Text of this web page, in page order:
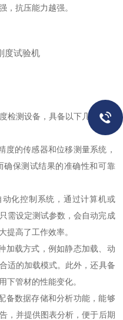
，抗压能力越强。
测设备，具备以下几个技术
的传感器和位移测量系统，
保测试结果的准确性和可靠
化控制系统，通过计算机或
需设定测试参数，会自动完成
提高了工作效率。
载方式，例如静态加载、动
适的加载模式。此外，还具备
下管材的性能变化。
数据存储和分析功能，能够
，并提供图表分析，便于后期